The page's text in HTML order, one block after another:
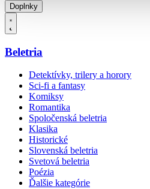
Doplnky
Beletria
Detektívky, trilery a horory
Sci-fi a fantasy
Komiksy
Romantika
Spoločenská beletria
Klasika
Historické
Slovenská beletria
Svetová beletria
Poézia
Ďalšie kategórie